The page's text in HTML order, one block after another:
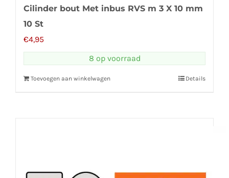
Cilinder bout Met inbus RVS m 3 X 10 mm
10 St
€4,95
8 op voorraad
Toevoegen aan winkelwagen Details